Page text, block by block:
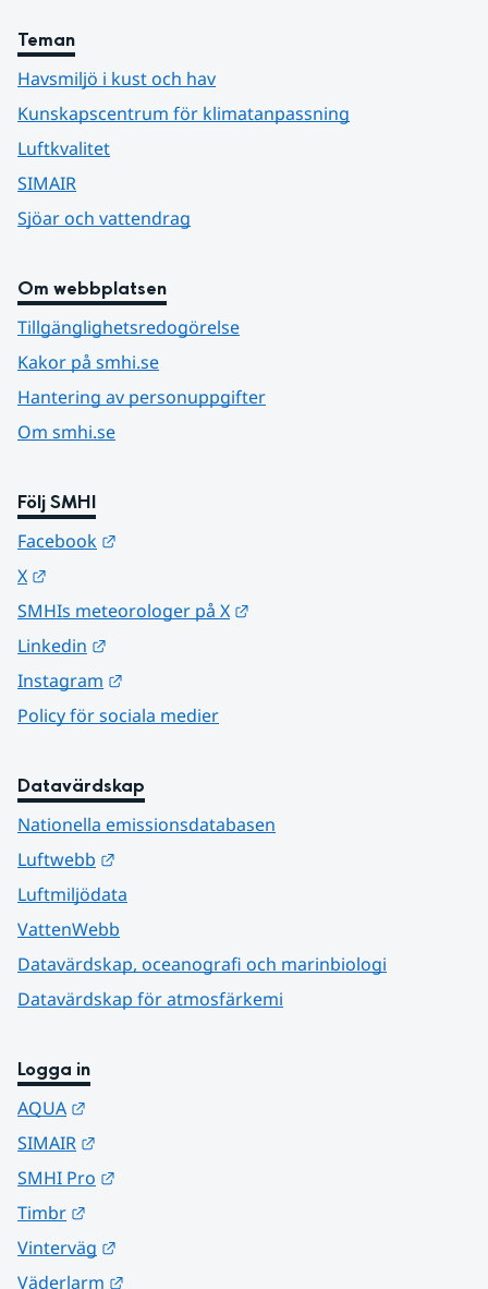
Teman
Havsmiljö i kust och hav
Kunskapscentrum för klimatanpassning
Luftkvalitet
SIMAIR
Sjöar och vattendrag
Om webbplatsen
Tillgänglighetsredogörelse
Kakor på smhi.se
Hantering av personuppgifter
Om smhi.se
Följ SMHI
Facebook
X
SMHIs meteorologer på X
Linkedin
Instagram
Policy för sociala medier
Datavärdskap
Nationella emissionsdatabasen
Luftwebb
Luftmiljödata
VattenWebb
Datavärdskap, oceanografi och marinbiologi
Datavärdskap för atmosfärkemi
Logga in
AQUA
SIMAIR
SMHI Pro
Timbr
Vinterväg
Väderlarm